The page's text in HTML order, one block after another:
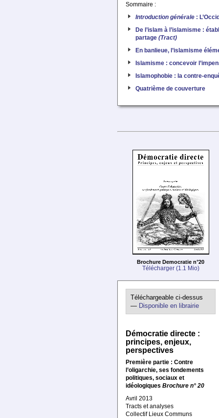
Sommaire :
Introduction générale :
De l’islam à l’islamisme :
partage (Tract)
En banlieue, l’islamisme
Islamisme : concevoir
Islamophobie : la contre-
Quatrième de couverture
Brochure Democratie n°20
Télécharger (1.1 Mio)
Téléchargeable ci-dessus
— Disponible en librairie
Démocratie directe :
principes, enjeux,
perspectives
Première partie : Contre
l’oligarchie, ses fondements
politiques, sociaux et
idéologiques Brochure n° 20
Avril 2013
Tracts et analyses
Collectif Lieux Communs